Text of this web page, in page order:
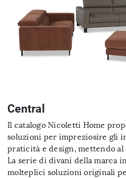
Central
Il catalogo Nicoletti Home
soluzioni per impreziosire gli
praticità e design, mettendo
La serie di divani della marca
molteplici soluzioni originali